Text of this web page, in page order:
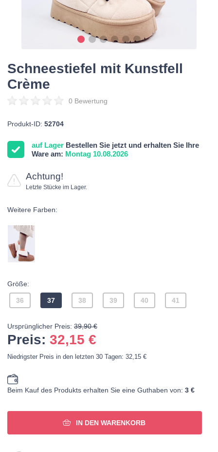
Schneestiefel mit Kunstfell
Crème
0 Bewertung
Produkt-ID: 52704
auf Lager Bestellen Sie jetzt und erhalten Sie Ihre
Ware am: Montag 10.08.2026
Achtung!
Letzte Stücke im Lager.
Weitere Farben:
Größe:
36 37 38 39 40 41
Ursprünglicher Preis: 39,90 €
Preis: 32,15 €
Niedrigster Preis in den letzten 30 Tagen: 32,15 €
Beim Kauf des Produkts erhalten Sie eine Guthaben von: 3 €
IN DEN WARENKORB